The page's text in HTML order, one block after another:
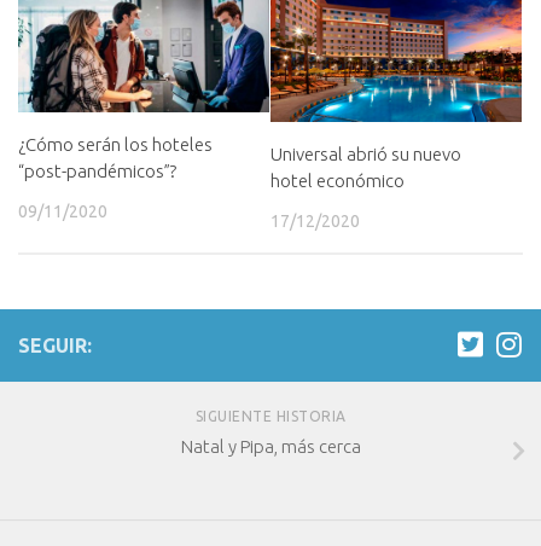
¿Cómo serán los hoteles
“post-pandémicos”?
09/11/2020
Universal abrió su nuevo
hotel económico
17/12/2020
SEGUIR:
SIGUIENTE HISTORIA
Natal y Pipa, más cerca